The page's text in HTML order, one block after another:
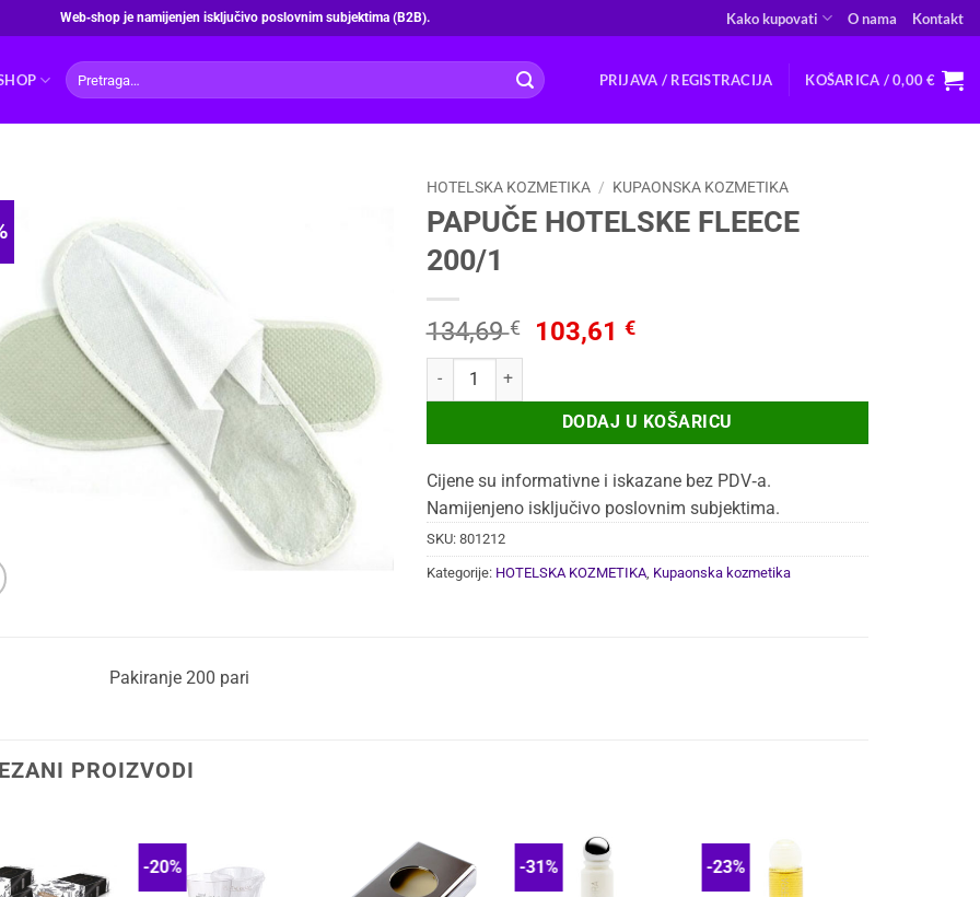
Web‑shop je namijenjen isključivo poslovnim subjektima (B2B). Kako kupovati O nama Kontakt
Pretraži:
PRIJAVA / REGISTRACIJA KOŠARICA /0,00€
HOTELSKA KOZMETIKA / KUPAONSKA KOZMETIKA
PAPUČE HOTELSKE FLEECE
200/1
134,69€
Izvorna
je:
134,69 €.
103,61 €Trenutna
103,61 €.
PAPUČE HOTELSKE FLEECE 200/1 količina
DODAJ U KOŠARICU
Cijene su informativne i iskazane bez PDV‑a.
Namijenjeno isključivo poslovnim subjektima.
SKU: 801212
Kategorije: HOTELSKA KOZMETIKA, Kupaonska kozmetika
Pakiranje 200 pari
PROIZVODI
-20% -31% -23%